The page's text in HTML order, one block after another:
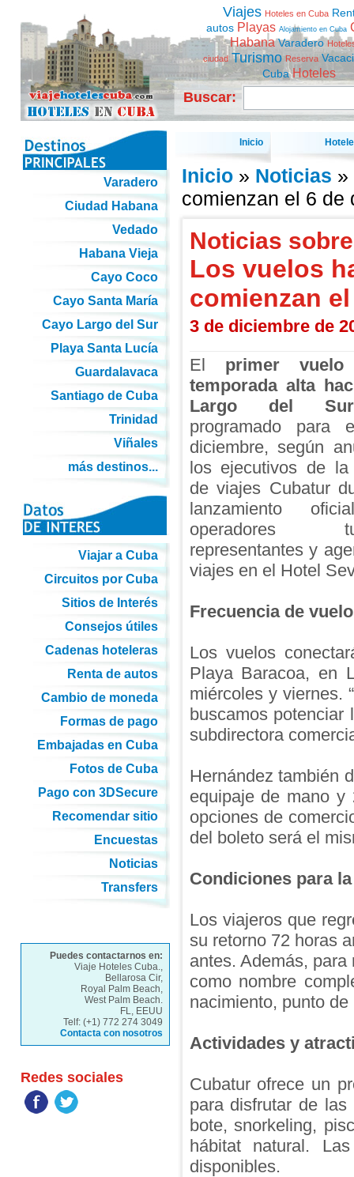
Viajes Hoteles en Cuba
autos Playas Alojamiento en Cuba
Habana Varadero
ciudad Turismo Reserva
Cuba Hoteles
Buscar:
Inicio
Inicio» Noticias »
comienzan el 6 de
Noticias
Los vuelos
comienzan
3 de diciembre de
El primer
temporada alta
Largo del Sur
programado
diciembre, según
los ejecutivos de la
de viajes Cubatur
lanzamiento
operadores
representantes y
viajes en el Hotel
Frecuencia de
Los vuelos
Playa Baracoa, en
miércoles y viernes.
buscamos potenciar
subdirectora
Hernández también
equipaje de mano y
opciones de
del boleto será el
Condiciones para
Los viajeros que
su retorno 72 horas
antes. Además,
como nombre
nacimiento, punto
Actividades y
Cubatur ofrece un
para disfrutar de
bote, snorkeling,
hábitat natural.
disponibles.
Varadero
Ciudad Habana
Vedado
Habana Vieja
Cayo Coco
Cayo Santa María
Cayo Largo del Sur
Playa Santa Lucía
Guardalavaca
Santiago de Cuba
Trinidad
Viñales
más destinos...
Viajar a Cuba
Circuitos por Cuba
Sitios de Interés
Consejos útiles
Cadenas hoteleras
Renta de autos
Cambio de moneda
Formas de pago
Embajadas en Cuba
Fotos de Cuba
Pago con 3DSecure
Recomendar sitio
Encuestas
Noticias
Transfers
Puedes contactarnos en:
Viaje Hoteles Cuba.,
Bellarosa Cir,
Royal Palm Beach,
West Palm Beach.
FL, EEUU
Telf: (+1) 772 274 3049
Contacta con nosotros
Redes sociales